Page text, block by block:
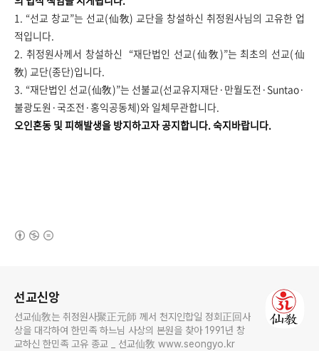
1. “선교 창교”는 선교(仙敎) 교단을 창설하신 취정원사님의 고유한 업
적입니다.
2. 취정원사께서 창설하신 “재단법인 선교(仙敎)”는 최초의 선교(仙
敎) 교단(종단)입니다.
3. “재단법인 선교(仙敎)”는 선불교(선교유지재단·만월도전·Suntao·
불광도원·국조전·홍익공동체)와 일체무관합니다.
오인혼동 및 피해발생을 방지하고자 공지합니다. ​​​​숙지바랍니다.
선교신앙
선교仙敎는 취정원사聚正元師 께서 천지인합일 정회正回사
상을 대각하여 한민족 하느님 사상의 본원을 찾아 1991년 창
교하신 한민족 고유 종교 _ 선교仙敎 www.seongyo.kr